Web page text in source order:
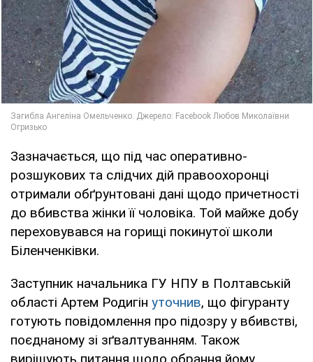
Зазначається, що під час оперативно-
розшукових та слідчих дій правоохоронці
отримали обґрунтовані дані щодо причетності
до вбивства жінки її чоловіка. Той майже добу
переховувався на горищі покинутої школи
Біленченківки.
Заступник начальника ГУ НПУ в Полтавській
області Артем Родигін уточнив, що фігуранту
готують повідомлення про підозру у вбивстві,
поєднаному зі зґвалтуванням. Також
вирішують питання щодо обрання йому